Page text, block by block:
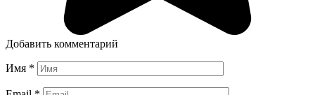
Добавить комментарий
Имя *